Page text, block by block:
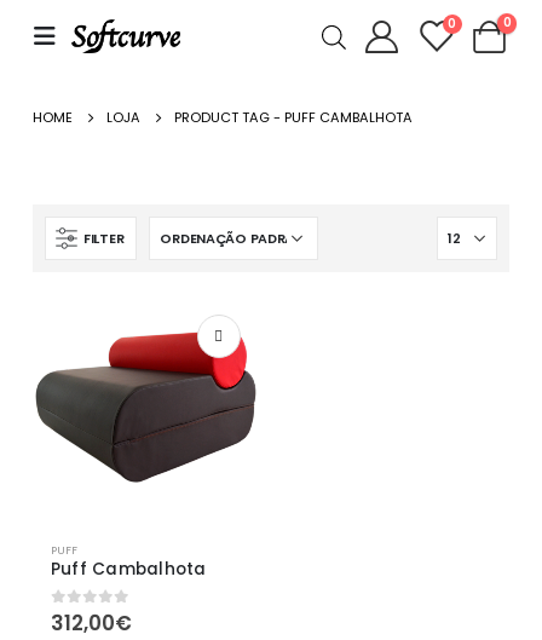
0 0
HOME LOJA PRODUCT TAG - PUFF CAMBALHOTA
FILTER
PUFF
Puff Cambalhota
0out of 5
312,00€